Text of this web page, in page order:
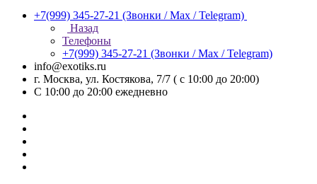
+7(999) 345-27-21 (Звонки / Max / Telegram)
Назад
Телефоны
+7(999) 345-27-21 (Звонки / Max / Telegram)
info@exotiks.ru
г. Москва, ул. Костякова, 7/7 ( с 10:00 до 20:00)
С 10:00 до 20:00 ежедневно